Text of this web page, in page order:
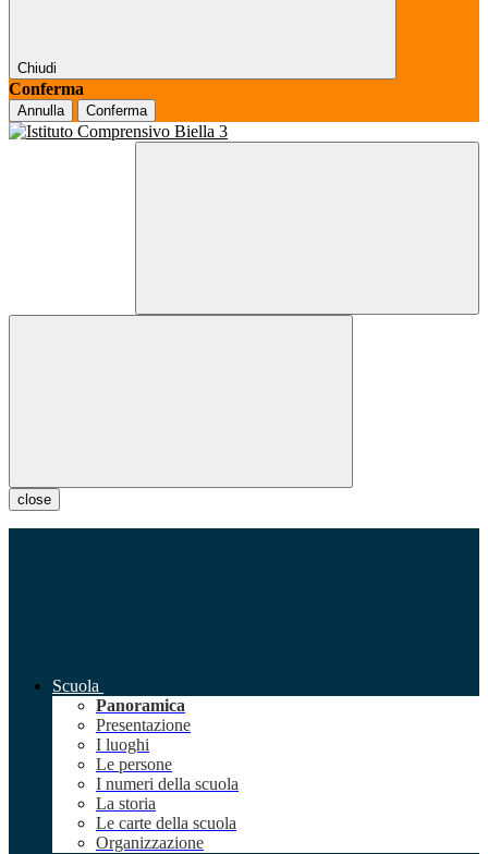
Chiudi
Conferma
Annulla Conferma
close
Scuola
Panoramica
Presentazione
I luoghi
Le persone
I numeri della scuola
La storia
Le carte della scuola
Organizzazione